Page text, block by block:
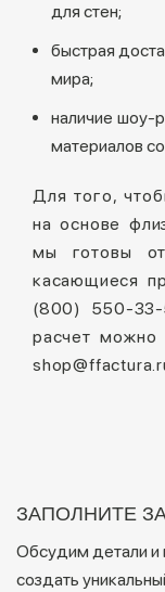
для стен;
быстрая
мира;
наличие шоу-
материалов
Для того,
на основе
мы готовы
касающиеся
(800) 550-33-
расчет можно
ЗАПОЛНИТЕ
Обсудим детали
создать